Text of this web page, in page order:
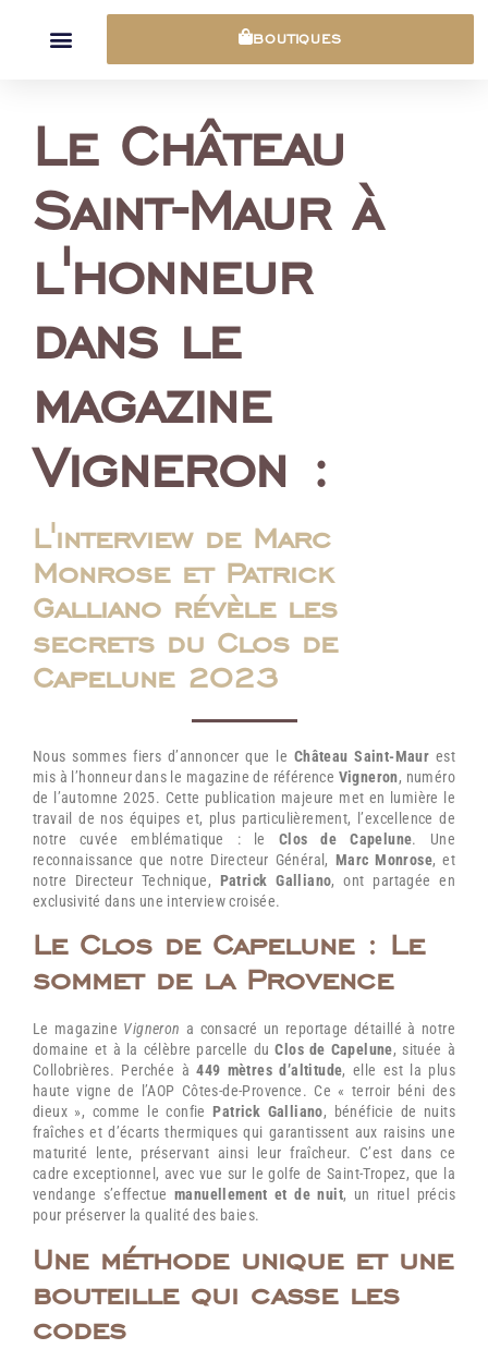
BOUTIQUES
Le Château
Saint-Maur à
l'honneur
dans le
magazine
Vigneron :
L'interview de Marc
Monrose et Patrick
Galliano révèle les
secrets du Clos de
Capelune 2023
Nous sommes fiers d’annoncer que le Château Saint-Maur est
mis à l’honneur dans le magazine de référence Vigneron, numéro
de l’automne 2025. Cette publication majeure met en lumière le
travail de nos équipes et, plus particulièrement, l’excellence de
notre cuvée emblématique : le Clos de Capelune. Une
reconnaissance que notre Directeur Général, Marc Monrose, et
notre Directeur Technique, Patrick Galliano, ont partagée en
exclusivité dans une interview croisée.
Le Clos de Capelune : Le
sommet de la Provence
Le magazine Vigneron a consacré un reportage détaillé à notre
domaine et à la célèbre parcelle duClos de Capelune, située à
Collobrières. Perchée à449 mètres d’altitude, elle est la plus
haute vigne de l’AOP Côtes-de-Provence. Ce « terroir béni des
dieux », comme le confiePatrick Galliano, bénéficie de nuits
fraîches et d’écarts thermiques qui garantissent aux raisins une
maturité lente, préservant ainsi leur fraîcheur. C’est dans ce
cadre exceptionnel, avec vue sur le golfe de Saint-Tropez, que la
vendange s’effectue manuellement et de nuit, un rituel précis
pour préserver la qualité des baies.
Une méthode unique et une
bouteille qui casse les
codes
Panneau de gestion des cookies